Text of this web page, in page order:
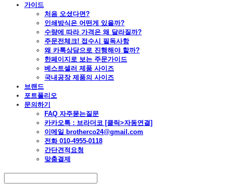
가이드
처음 오셨다면?
인쇄방식은 어떤게 있을까?
수량에 따라 가격은 왜 달라질까?
주문전체크! 접수시 필독사항
왜 카톡상담으로 진행해야 할까?
한페이지로 보는 주문가이드
베스트셀러 제품 사이즈
국내공장 제품의 사이즈
브랜드
포트폴리오
문의하기
FAQ 자주묻는질문
카카오톡 : 브라더코 [클릭>자동연결]
이메일 brotherco24@gmail.com
전화 010-4955-0118
간단견적요청
맞춤결제